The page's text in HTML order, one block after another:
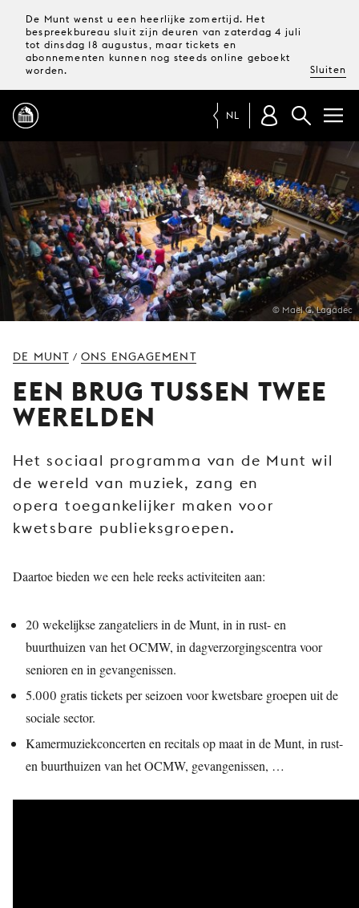
De Munt wenst u een heerlijke zomertijd. Het
bespreekbureau sluit zijn deuren van zaterdag 4 juli
tot dinsdag 18 augustus, maar tickets en
abonnementen kunnen nog steeds online geboekt
worden.
Sluiten
PROGRAMMA
MAGAZINE
TICKETS &
ABONNEMENTEN
UW
PUBLIEK
ONS
NL
© Maël G. Lagadec
DE MUNT /ONS ENGAGEMENT
EEN BRUG TUSSEN TWEE
WERELDEN
Het sociaal programma van de Munt wil
de wereld van muziek, zang en
opera toegankelijker maken voor
kwetsbare publieksgroepen.
Daartoe bieden we een hele reeks activiteiten aan:
20 wekelijkse zangateliers in de Munt, in in rust- en
buurthuizen van het OCMW, in dagverzorgingscentra voor
senioren en in gevangenissen.
5.000 gratis tickets per seizoen voor kwetsbare groepen uit de
sociale sector.
Kamermuziekconcerten en recitals op maat in de Munt, in rust-
en buurthuizen van het OCMW, gevangenissen, …